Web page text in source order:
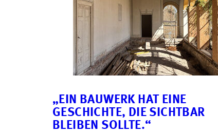
„EIN BAUWERK HAT EINE
GESCHICHTE, DIE SICHTBAR
BLEIBEN SOLLTE.“